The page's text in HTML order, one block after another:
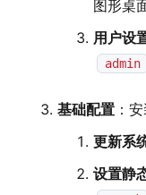
图形桌
用户设
admin
基础配置 ：
更新系
设置静